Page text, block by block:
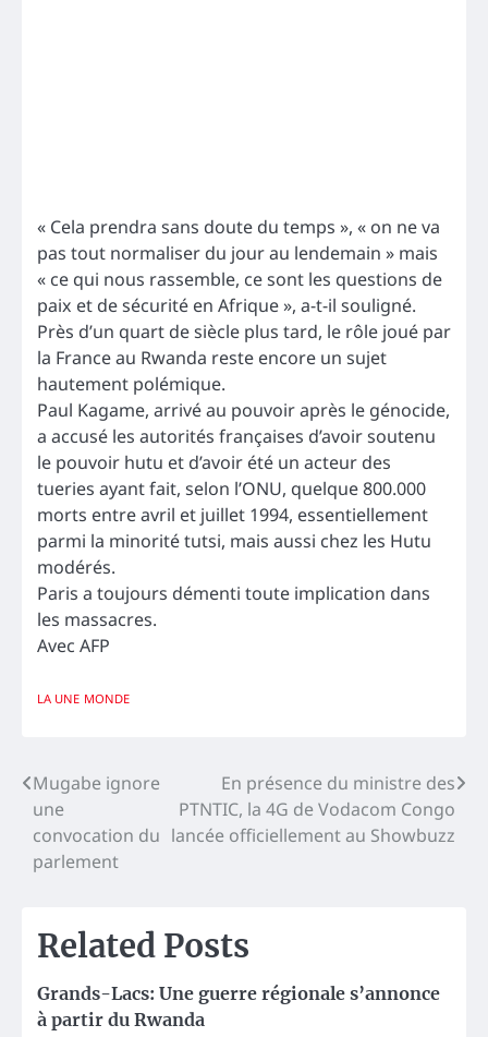
« Cela prendra sans doute du temps », « on ne va
pas tout normaliser du jour au lendemain » mais
« ce qui nous rassemble, ce sont les questions de
paix et de sécurité en Afrique », a-t-il souligné.
Près d’un quart de siècle plus tard, le rôle joué par
la France au Rwanda reste encore un sujet
hautement polémique.
Paul Kagame, arrivé au pouvoir après le génocide,
a accusé les autorités françaises d’avoir soutenu
le pouvoir hutu et d’avoir été un acteur des
tueries ayant fait, selon l’ONU, quelque 800.000
morts entre avril et juillet 1994, essentiellement
parmi la minorité tutsi, mais aussi chez les Hutu
modérés.
Paris a toujours démenti toute implication dans
les massacres.
Avec AFP
LA UNE MONDE
Navigation
de
l’article
Mugabe ignore
une
convocation du
parlement
En présence du ministre des
PTNTIC, la 4G de Vodacom Congo
lancée officiellement au Showbuzz
Related Posts
Grands-Lacs: Une guerre régionale s’annonce
à partir du Rwanda